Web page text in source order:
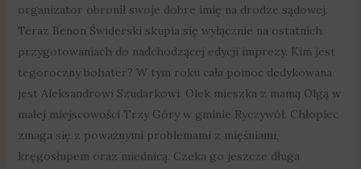
organizator obronił swoje dobre imię na drodze sądowej.
Teraz Benon Świderski skupia się wyłącznie na ostatnich
przygotowaniach do nadchodzącej edycji imprezy. Kim jest
tegoroczny bohater? W tym roku cała pomoc dedykowana
jest Aleksandrowi Szudarkowi. Olek mieszka z mamą Olgą w
małej miejscowości Trzy Góry w gminie Ryczywół. Chłopiec
zmaga się z poważnymi problemami z mięśniami,
kręgosłupem oraz miednicą. Czeka go jeszcze długa